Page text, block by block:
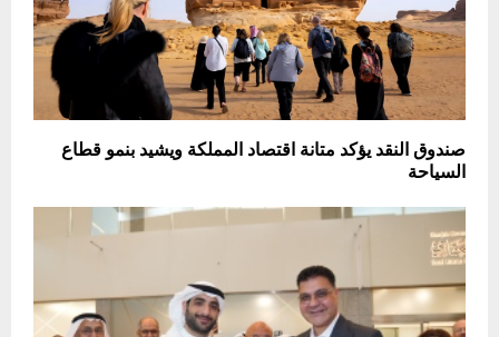
صندوق النقد يؤكد متانة اقتصاد المملكة ويشيد بنمو قطاع
السياحة